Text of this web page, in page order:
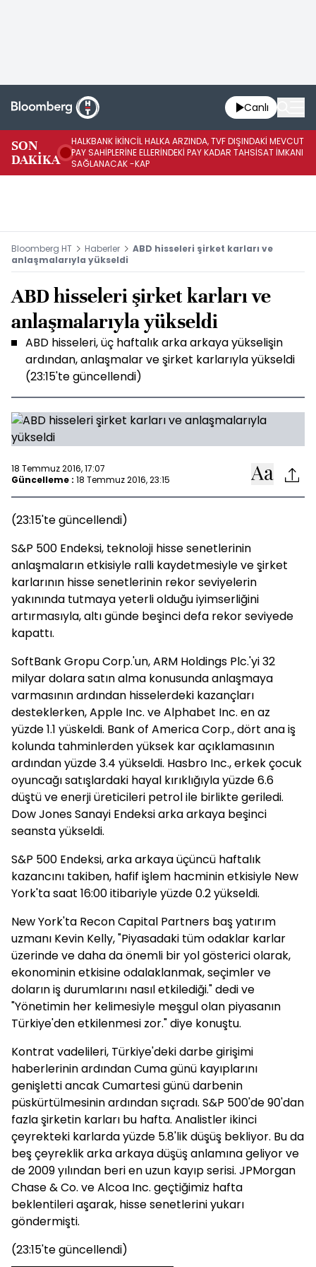
Canlı
SON
DAKİKA
HALKBANK İKİNCİL HALKA ARZINDA, TVF DIŞINDAKİ MEVCUT
PAY SAHİPLERİNE ELLERİNDEKİ PAY KADAR TAHSİSAT İMKANI
SAĞLANACAK -KAP
Bloomberg HT Haberler
ABD hisseleri şirket karları ve
anlaşmalarıyla yükseldi
ABD hisseleri şirket karları ve
anlaşmalarıyla yükseldi
ABD hisseleri, üç haftalık arka arkaya yükselişin
ardından, anlaşmalar ve şirket karlarıyla yükseldi
(23:15'te güncellendi)
18 Temmuz 2016, 17:07
Güncelleme : 18 Temmuz 2016, 23:15
(23:15'te güncellendi)
S&P 500 Endeksi, teknoloji hisse senetlerinin
anlaşmaların etkisiyle ralli kaydetmesiyle ve şirket
karlarının hisse senetlerinin rekor seviyelerin
yakınında tutmaya yeterli olduğu iyimserliğini
artırmasıyla, altı günde beşinci defa rekor seviyede
kapattı.
SoftBank Gropu Corp.'un, ARM Holdings Plc.'yi 32
milyar dolara satın alma konusunda anlaşmaya
varmasının ardından hisselerdeki kazançları
desteklerken, Apple Inc. ve Alphabet Inc. en az
yüzde 1.1 yüskeldi. Bank of America Corp., dört ana iş
kolunda tahminlerden yüksek kar açıklamasının
ardından yüzde 3.4 yükseldi. Hasbro Inc., erkek çocuk
oyuncağı satışlardaki hayal kırıklığıyla yüzde 6.6
düştü ve enerji üreticileri petrol ile birlikte geriledi.
Dow Jones Sanayi Endeksi arka arkaya beşinci
seansta yükseldi.
S&P 500 Endeksi, arka arkaya üçüncü haftalık
kazancını takiben, hafif işlem hacminin etkisiyle New
York'ta saat 16:00 itibariyle yüzde 0.2 yükseldi.
New York'ta Recon Capital Partners baş yatırım
uzmanı Kevin Kelly, "Piyasadaki tüm odaklar karlar
üzerinde ve daha da önemli bir yol gösterici olarak,
ekonominin etkisine odalaklanmak, seçimler ve
doların iş durumlarını nasıl etkilediği." dedi ve
"Yönetimin her kelimesiyle meşgul olan piyasanın
Türkiye'den etkilenmesi zor." diye konuştu.
Kontrat vadelileri, Türkiye'deki darbe girişimi
haberlerinin ardından Cuma günü kayıplarını
genişletti ancak Cumartesi günü darbenin
püskürtülmesinin ardından sıçradı. S&P 500'de 90'dan
fazla şirketin karları bu hafta. Analistler ikinci
çeyrekteki karlarda yüzde 5.8'lik düşüş bekliyor. Bu da
beş çeyreklik arka arkaya düşüş anlamına geliyor ve
de 2009 yılından beri en uzun kayıp serisi. JPMorgan
Chase & Co. ve Alcoa Inc. geçtiğimiz hafta
beklentileri aşarak, hisse senetlerini yukarı
göndermişti.
(23:15'te güncellendi)